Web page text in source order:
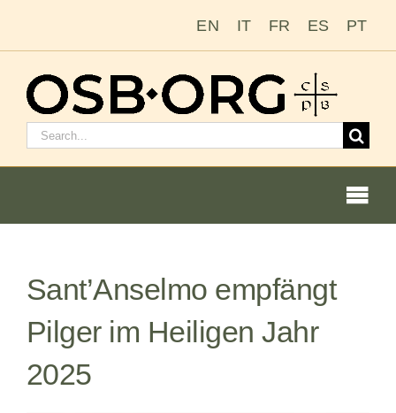
EN IT FR ES PT
Suchen
Unsere Wurzeln
Der Benediktinerorden
Sant’Anselmo empfängt
Pilger im Heiligen Jahr
2025